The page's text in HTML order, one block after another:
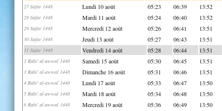
27 Safar 1448 Lundi 10 août 05:23 06:39 13:52
28 Safar 1448 Mardi 11 août 05:24 06:40 13:52
29 Safar 1448 Mercredi 12 août 05:26 06:41 13:51
30 Safar 1448 Jeudi 13 août 05:27 06:43 13:51
31 Safar 1448 Vendredi 14 août 05:28 06:44 13:51
2 Rabi' al-awwal 1448 Samedi 15 août 05:30 06:45 13:51
3 Rabi' al-awwal 1448 Dimanche 16 août 05:31 06:46 13:51
4 Rabi' al-awwal 1448 Lundi 17 août 05:33 06:47 13:50
5 Rabi' al-awwal 1448 Mardi 18 août 05:34 06:48 13:50
6 Rabi' al-awwal 1448 Mercredi 19 août 05:36 06:49 13:50